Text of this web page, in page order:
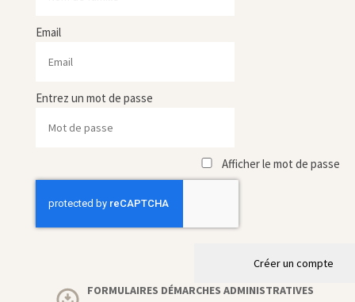
Email
Entrez un mot de passe
Afficher le mot de passe
Créer un compte
FORMULAIRES DÉMARCHES ADMINISTRATIVES